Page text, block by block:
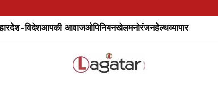
देश-विदेशआपकी आवाजओपिनियनखेलमनोरंजनहेल्थव्यापार